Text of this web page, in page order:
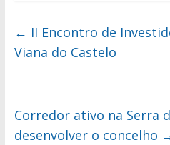
← II Encontro de
Viana do Castelo
Corredor ativo na Serra
desenvolver o concelho